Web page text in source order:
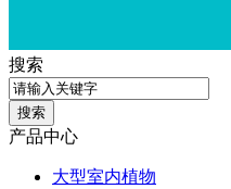
搜索
产品中心
大型室内植物